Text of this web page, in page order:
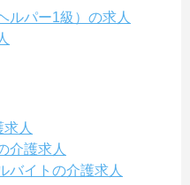
ルパー1級）の求人
人
介護求人
バイトの介護求人